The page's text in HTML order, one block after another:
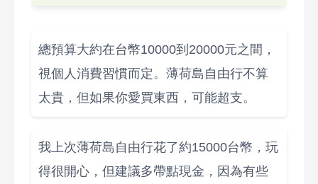
總預算大約在台幣10000到20000元之間，
視個人消費習慣而定。薄荷島自由行不算
太貴，但如果你愛買東西，可能超支。
我上次薄荷島自由行花了約15000台幣，玩
得很開心，但建議多帶點現金，因為有些